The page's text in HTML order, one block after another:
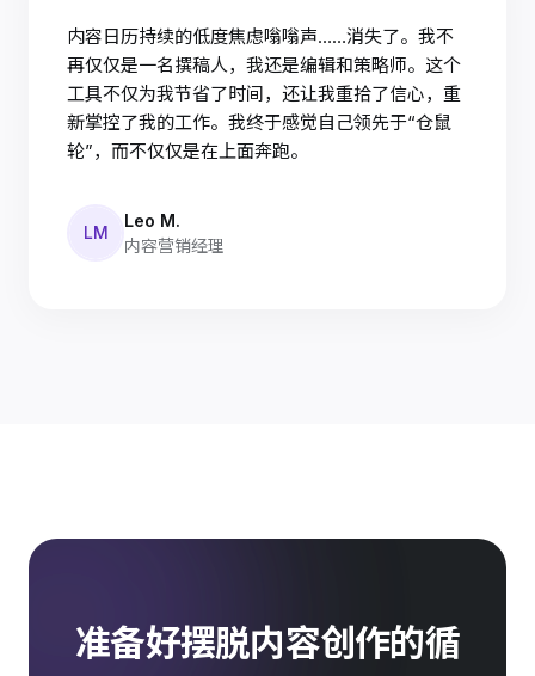
内容日历持续的低度焦虑嗡嗡声……消失了。我不
再仅仅是一名撰稿人，我还是编辑和策略师。这个
工具不仅为我节省了时间，还让我重拾了信心，重
新掌控了我的工作。我终于感觉自己领先于“仓鼠
轮”，而不仅仅是在上面奔跑。
LM
Leo M.
内容营销经理
准备好摆脱内容创作的循